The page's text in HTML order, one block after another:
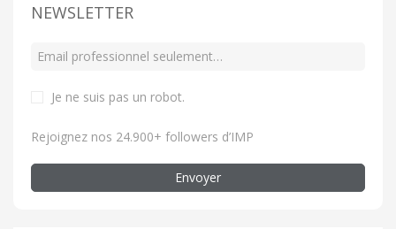
NEWSLETTER
Je ne suis pas un robot.
Rejoignez nos 24.900+ followers d’IMP
Envoyer